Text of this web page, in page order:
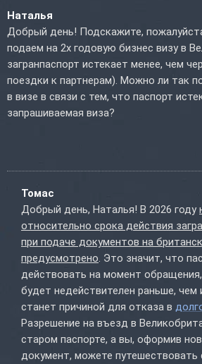
Наталья
Добрый день! Подскажите,
подаем на 2х годовую бизнес визу в
загранпаспорт истекает менее, чем
поездки к партнерам). Можно ли так
в визе в связи с тем, что паспорт
запрашиваемая виза?
Томас
Добрый день, Наталья! В 2026 году
относительно срока действия
при подаче документов на
предусмотрено. Это значит, что
действовать на момент
будет недействителен раньше, чем
станет причиной для отказа в
Разрешение на въезд в
старом паспорте, а вы, оформив
документ, можете путешествовать